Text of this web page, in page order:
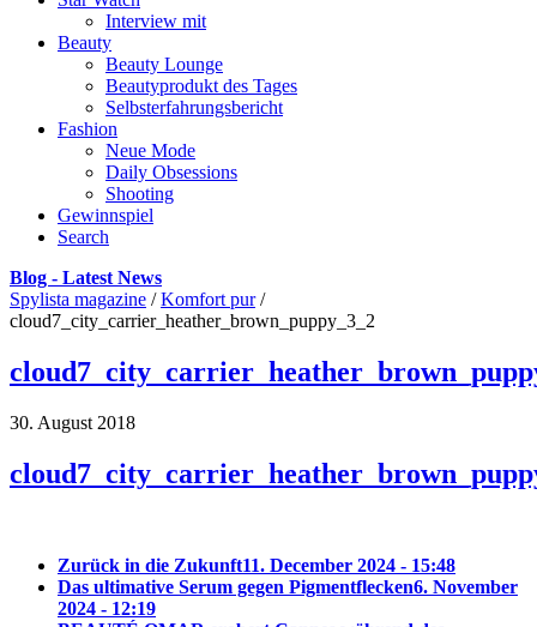
Interview mit
Beauty
Beauty Lounge
Beautyprodukt des Tages
Selbsterfahrungsbericht
Fashion
Neue Mode
Daily Obsessions
Shooting
Gewinnspiel
Search
Blog - Latest News
Spylista magazine / Komfort pur /
cloud7_city_carrier_heather_brown_puppy_3_2
30. August 2018
Zurück in die Zukunft11. December 2024 - 15:48
Das ultimative Serum gegen Pigmentflecken6. November
2024 - 12:19